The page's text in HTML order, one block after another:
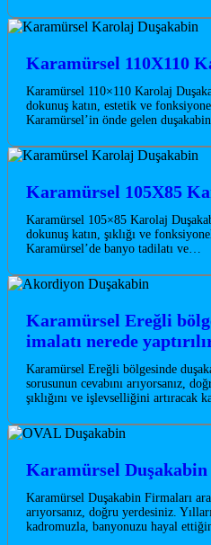
Karamürsel 110X110
Karamürsel 110×110 Karolaj
dokunuş katın, estetik ve
Karamürsel’in önde gelen
Karamürsel 105X85
Karamürsel 105×85 Karolaj
dokunuş katın, şıklığı ve
Karamürsel’de banyo tadilatı ve…
Karamürsel Ereğli
imalatı nerede
Karamürsel Ereğli bölgesinde
sorusunun cevabını arıyorsanız,
şıklığını ve işlevselliğini
Karamürsel
Karamürsel Duşakabin Firmaları
arıyorsanız, doğru yerdesiniz.
kadromuzla, banyonuzu hayal